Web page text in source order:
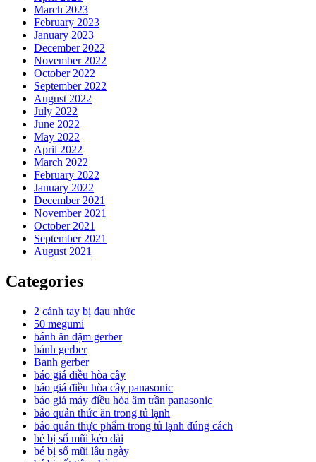
March 2023
February 2023
January 2023
December 2022
November 2022
October 2022
September 2022
August 2022
July 2022
June 2022
May 2022
April 2022
March 2022
February 2022
January 2022
December 2021
November 2021
October 2021
September 2021
August 2021
Categories
2 cánh tay bị đau nhức
50 megumi
bánh ăn dặm gerber
bánh gerber
Banh gerber
báo giá điều hòa cây
báo giá điều hòa cây panasonic
báo giá máy điều hòa âm trần panasonic
bảo quản thức ăn trong tủ lạnh
bảo quản thực phẩm trong tủ lạnh đúng cách
bé bị sổ mũi kéo dài
bé bị sổ mũi lâu ngày